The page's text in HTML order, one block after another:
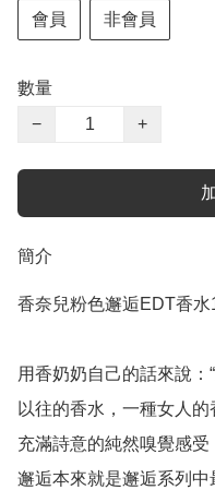
會員 非會員
數量
−
+
簡介
香奈兒粉色邂逅EDT香水
用香奶奶自己的話來說
以往的香水，一種女人的
充滿詩意的純然嗅覺感
邂逅本來就是邂逅系列